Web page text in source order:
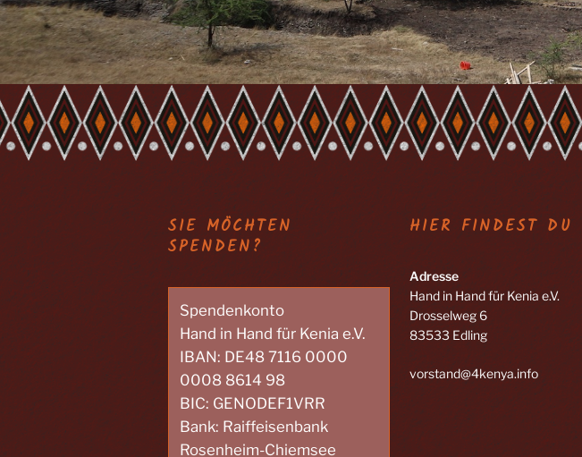
SIE MÖCHTEN
SPENDEN?
Spendenkonto
Hand in Hand für Kenia e.V.
IBAN: DE48 7116 0000
0008 8614 98
BIC: GENODEF1VRR
Bank: Raiffeisenbank
Rosenheim-Chiemsee
HIER FINDEST DU
Adresse
Hand in Hand für Kenia e.V.
Drosselweg 6
83533 Edling
vorstand@4kenya.info